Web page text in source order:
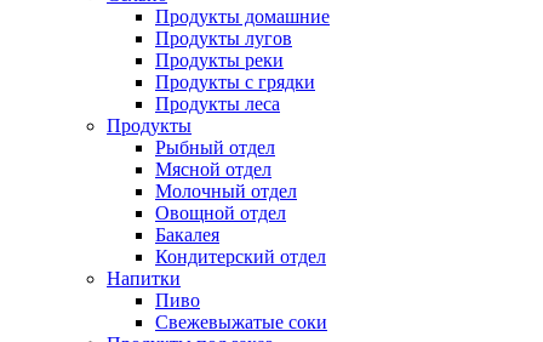
Продукты домашние
Продукты лугов
Продукты реки
Продукты с грядки
Продукты леса
Продукты
Рыбный отдел
Мясной отдел
Молочный отдел
Овощной отдел
Бакалея
Кондитерский отдел
Напитки
Пиво
Cвежевыжатые соки